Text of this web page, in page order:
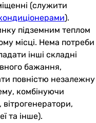
(служити
).
підземним теплом
місці. Нема потреби
інші складні
бажання,
повністю незалежну
комбінуючи
та інше).